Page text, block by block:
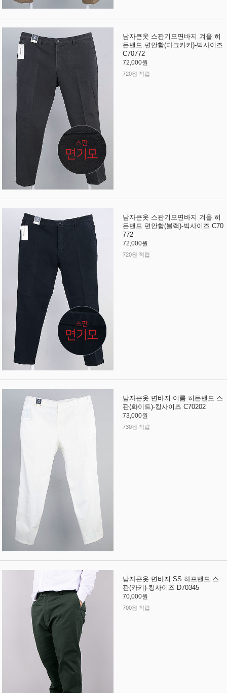
남자큰옷 스판기모면바지 겨울 히
든밴드 편안함(다크카키)-빅사이즈
C70772
72,000원
720원 적립
남자큰옷 스판기모면바지 겨울 히
든밴드 편안함(블랙)-빅사이즈 C70
772
72,000원
720원 적립
남자큰옷 면바지 여름 히든밴드 스
판(화이트)-킹사이즈 C70202
73,000원
730원 적립
남자큰옷 면바지 SS 하프밴드 스
판(카키)-킹사이즈 D70345
70,000원
700원 적립